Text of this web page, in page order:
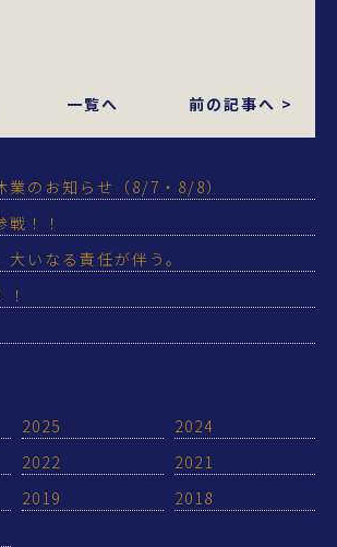
一覧へ 前の記事へ >
業のお知らせ（8/7・8/8）
！！
いなる責任が伴う。
2025
2024
2022
2021
2019
2018